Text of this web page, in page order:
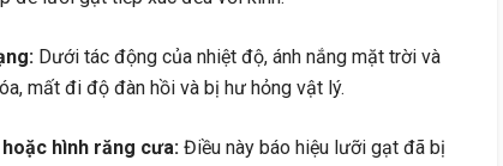
Dưới tác động của nhiệt độ, ánh nắng mặt trời và
mất đi độ đàn hồi và bị hư hỏng vật lý.
hình răng cưa: Điều này báo hiệu lưỡi gạt đã bị